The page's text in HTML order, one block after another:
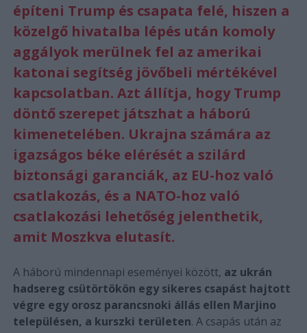
építeni Trump és csapata felé, hiszen a
közelgő hivatalba lépés után komoly
aggályok merülnek fel az amerikai
katonai segítség jövőbeli mértékével
kapcsolatban. Azt állítja, hogy Trump
döntő szerepet játszhat a háború
kimenetelében. Ukrajna számára az
igazságos béke elérését a szilárd
biztonsági garanciák, az EU-hoz való
csatlakozás, és a NATO-hoz való
csatlakozási lehetőség jelenthetik,
amit Moszkva elutasít.
A háború mindennapi eseményei között, az ukrán
hadsereg csütörtökön egy sikeres csapást hajtott
végre egy orosz parancsnoki állás ellen Marjino
településen, a kurszki területen. A csapás után az